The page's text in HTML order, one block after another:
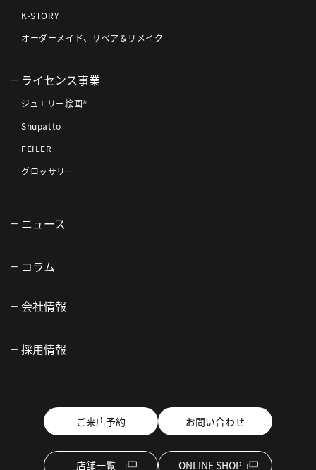
K-STORY
オーダーメイド、リペア＆リメイク
ライセンス事業
ジュエリー絵画®
Shupatto
FEILER
グロッサリー
ニュース
コラム
会社情報
採用情報
ご来店予約 お問い合わせ
店舗一覧 ONLINE SHOP